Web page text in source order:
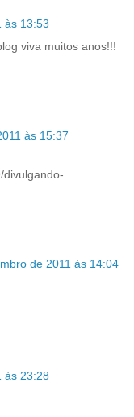
às 13:53
viva muitos anos!!!
às 15:37
divulgando-
de 2011 às 14:04
às 23:28